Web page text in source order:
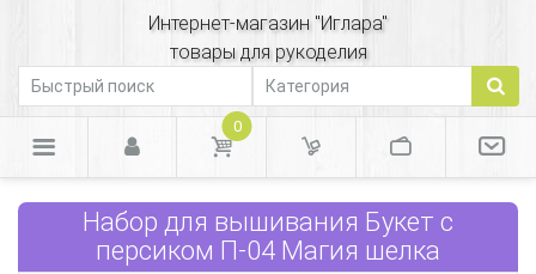
Интернет-магазин "Иглара"
товары для рукоделия
0
Набор для вышивания Букет с
персиком П-04 Магия шелка